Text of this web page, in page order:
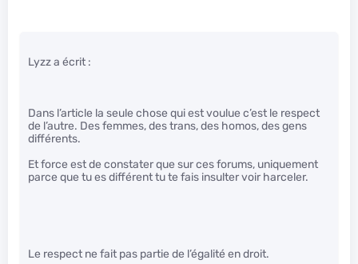
Lyzz a écrit :
Dans l’article la seule chose qui est voulue c’est le respect
de l’autre. Des femmes, des trans, des homos, des gens
différents.
Et force est de constater que sur ces forums, uniquement
parce que tu es différent tu te fais insulter voir harceler.
Le respect ne fait pas partie de l’égalité en droit.